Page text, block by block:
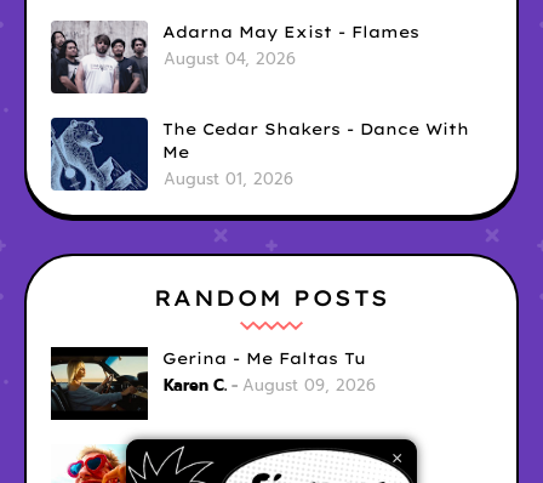
×
Adarna May Exist - Flames
August 04, 2026
The Cedar Shakers - Dance With
Me
August 01, 2026
RANDOM POSTS
Gerina - Me Faltas Tu
Karen C. August 09, 2026
jak demo - trojan war